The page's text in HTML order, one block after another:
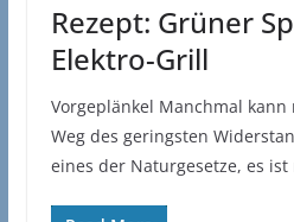
Rezept: Grüner
Elektro-Grill
Vorgeplänkel Manchmal
Weg des geringsten
eines der Naturgesetze, es ist